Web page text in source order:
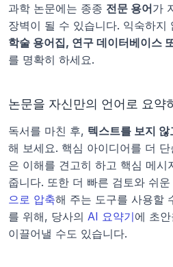
과학 논문에는 종종 전문 용어가
학술 용어집, 연구 데이터베이스
를 명확히 하세요.
논문을 자신만의 언어로 요약
독서를 마친 후, 텍스트를 보지 않
해 보세요. 핵심 아이디어를 더
은 이해를 견고히 하고 핵심 메시
줍니다. 또한 더 빠른 검토와 쉬
으로 압축해 주는 도구를 사용할
를 위해, 당사의 AI 요약기에 초
이끌어낼 수도 있습니다.